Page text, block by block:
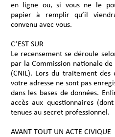
en ligne ou, si vous ne le
papier à remplir qu’il
convenu avec vous.
C’EST SUR
Le recensement se déroule
par la Commission nationale
(CNIL). Lors du traitement
votre adresse ne sont pas
dans les bases de données.
accès aux questionnaires
tenues au secret professionnel.
AVANT TOUT UN ACTE CIVIQUE